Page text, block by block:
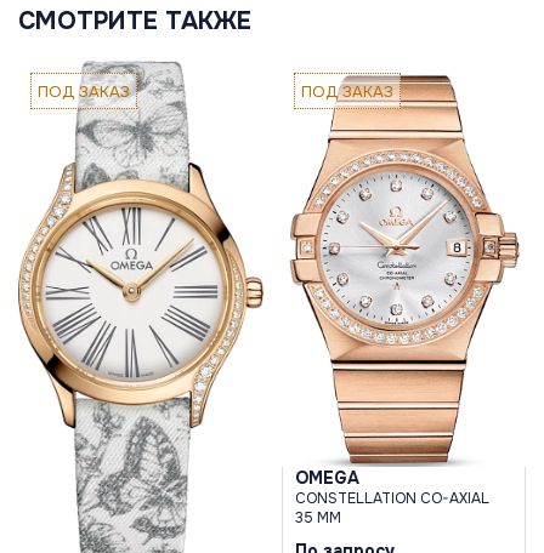
СМОТРИТЕ ТАКЖЕ
ПОД ЗАКАЗ ПОД ЗАКАЗ
OMEGA
CONSTELLATION CO-AXIAL
35 MM